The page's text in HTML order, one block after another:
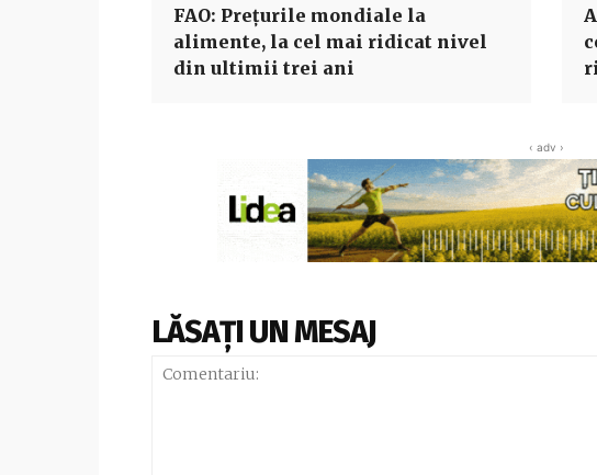
FAO: Preţurile mondiale la
alimente, la cel mai ridicat nivel
din ultimii trei ani
‹ adv ›
LĂSAȚI UN MESAJ